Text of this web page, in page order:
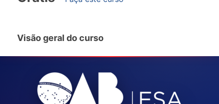
Visão geral do curso